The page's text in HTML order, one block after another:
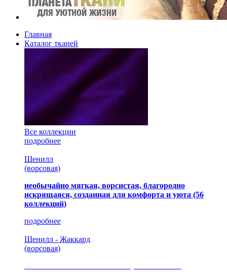
Главная
Каталог тканей
Все коллекции
подробнее
Шенилл
(ворсовая)
необычайно мягкая, ворсистая, благородно
искрящаяся, созданная для комфорта и уюта (56
коллекций)
подробнее
Шенилл - Жаккард
(ворсовая)